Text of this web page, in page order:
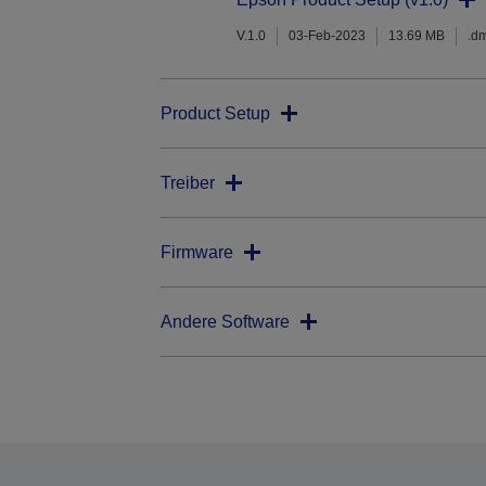
V.1.0 03-Feb-2023 13.69 MB
Product Setup
Treiber
Firmware
Andere Software